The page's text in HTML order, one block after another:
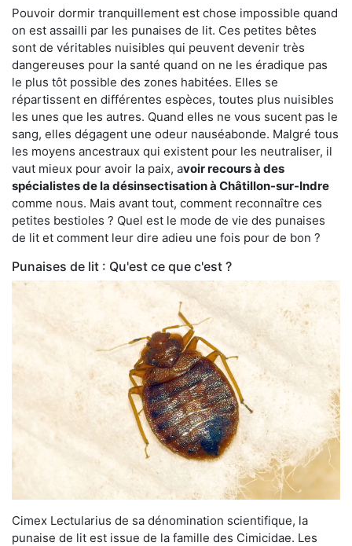
Pouvoir dormir tranquillement est chose impossible quand
on est assailli par les punaises de lit. Ces petites bêtes
sont de véritables nuisibles qui peuvent devenir très
dangereuses pour la santé quand on ne les éradique pas
le plus tôt possible des zones habitées. Elles se
répartissent en différentes espèces, toutes plus nuisibles
les unes que les autres. Quand elles ne vous sucent pas le
sang, elles dégagent une odeur nauséabonde. Malgré tous
les moyens ancestraux qui existent pour les neutraliser, il
vaut mieux pour avoir la paix, avoir recours à des
spécialistes de la désinsectisation à Châtillon-sur-Indre
comme nous. Mais avant tout, comment reconnaître ces
petites bestioles ? Quel est le mode de vie des punaises
de lit et comment leur dire adieu une fois pour de bon ?
Punaises de lit : Qu'est ce que c'est ?
Cimex Lectularius de sa dénomination scientifique, la
punaise de lit est issue de la famille des Cimicidae. Les